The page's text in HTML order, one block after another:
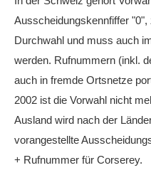
Ausscheidungskennfiffer
Durchwahl und muss auch
werden. Rufnummern (inkl.
auch in fremde Ortsnetze
2002 ist die Vorwahl nicht
Ausland wird nach der
vorangestellte
+ Rufnummer für Corserey.